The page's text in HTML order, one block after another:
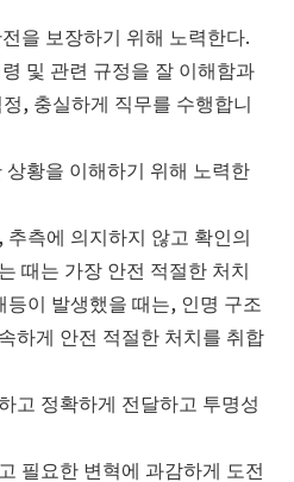
을 보장하기 위해 노력한다.
및 관련 규정을 잘 이해함과
, 충실하게 직무를 수행합니
황을 이해하기 위해 노력한
측에 의지하지 않고 확인의
때는 가장 안전 적절한 처치
이 발생했을 때는, 인명 구조
하게 안전 적절한 처치를 취합
고 정확하게 전달하고 투명성
필요한 변혁에 과감하게 도전